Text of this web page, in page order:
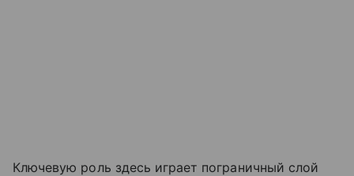
Ключевую роль здесь играет пограничный слой